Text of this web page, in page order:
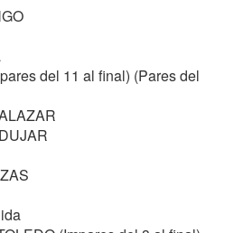
del 11 al final) (Pares del